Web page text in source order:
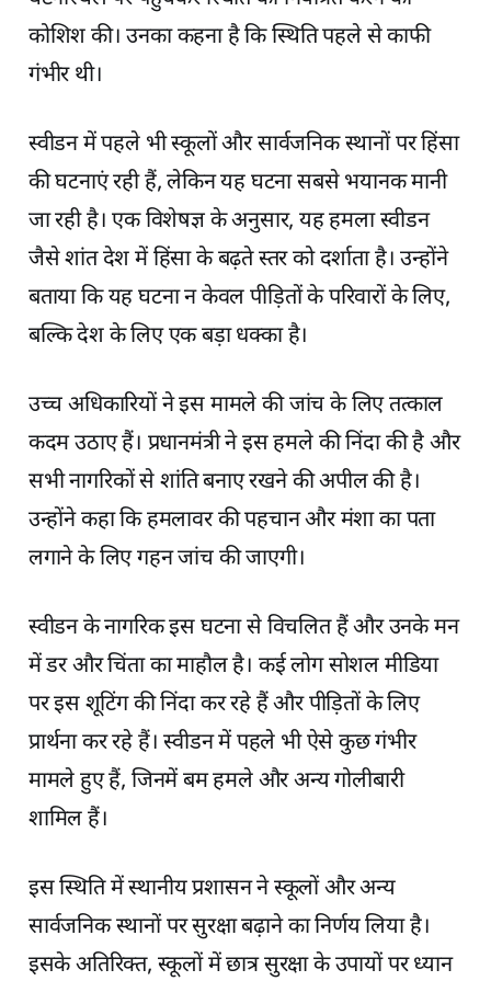
कोशिश की। उनका कहना है कि स्थिति पहले से काफी
गंभीर थी।
स्वीडन में पहले भी स्कूलों और सार्वजनिक स्थानों पर हिंसा
की घटनाएं रही हैं, लेकिन यह घटना सबसे भयानक मानी
जा रही है। एक विशेषज्ञ के अनुसार, यह हमला स्वीडन
जैसे शांत देश में हिंसा के बढ़ते स्तर को दर्शाता है। उन्होंने
बताया कि यह घटना न केवल पीड़ितों के परिवारों के लिए,
बल्कि देश के लिए एक बड़ा धक्का है।
उच्च अधिकारियों ने इस मामले की जांच के लिए तत्काल
कदम उठाए हैं। प्रधानमंत्री ने इस हमले की निंदा की है और
सभी नागरिकों से शांति बनाए रखने की अपील की है।
उन्होंने कहा कि हमलावर की पहचान और मंशा का पता
लगाने के लिए गहन जांच की जाएगी।
स्वीडन के नागरिक इस घटना से विचलित हैं और उनके मन
में डर और चिंता का माहौल है। कई लोग सोशल मीडिया
पर इस शूटिंग की निंदा कर रहे हैं और पीड़ितों के लिए
प्रार्थना कर रहे हैं। स्वीडन में पहले भी ऐसे कुछ गंभीर
मामले हुए हैं, जिनमें बम हमले और अन्य गोलीबारी
शामिल हैं।
इस स्थिति में स्थानीय प्रशासन ने स्कूलों और अन्य
सार्वजनिक स्थानों पर सुरक्षा बढ़ाने का निर्णय लिया है।
इसके अतिरिक्त, स्कूलों में छात्र सुरक्षा के उपायों पर ध्यान